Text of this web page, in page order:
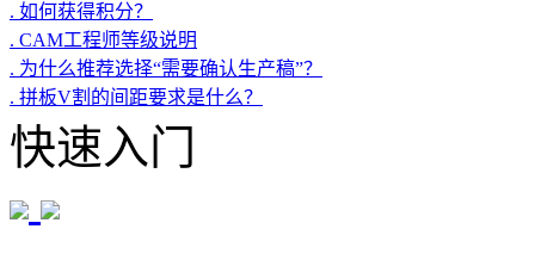
. 如何获得积分？
. CAM工程师等级说明
. 为什么推荐选择“需要确认生产稿”？
. 拼板V割的间距要求是什么？
快速入门